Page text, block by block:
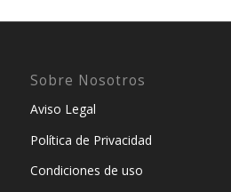
Sobre Nosotros
Aviso Legal
Política de Privacidad
Condiciones de uso